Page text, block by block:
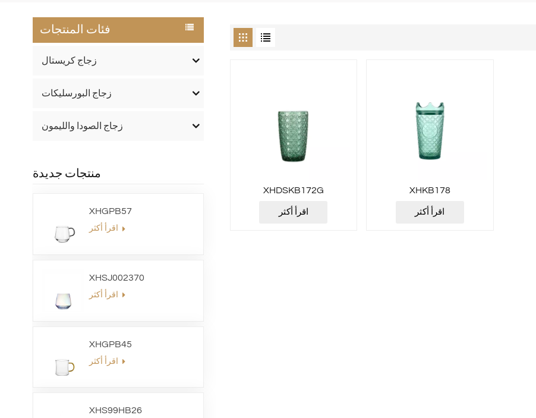
فئات المنتجات
زجاج كريستال
زجاج البورسليكات
زجاج الصودا والليمون
منتجات جديدة
XHGPB57
XHSJ002370
XHGPB45
XHS99HB26
XHDSKB172G
اقرأ أكثر
XHKB178
اقرأ أكثر